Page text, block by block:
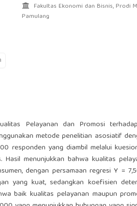
Fakultas Ekonomi dan Bisnis, Prodi
Pamulang
Pelayanan dan Promosi
metode penelitian asosiatif
responden yang diambil melalui
menunjukkan bahwa kualitas
dengan persamaan regresi Y =
yang kuat, sedangkan koefisien
baik kualitas pelayanan maupun